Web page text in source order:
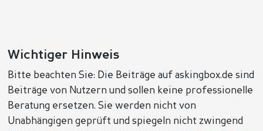
Wichtiger Hinweis
Bitte beachten Sie: Die Beiträge auf askingbox.de sind
Beiträge von Nutzern und sollen keine professionelle
Beratung ersetzen. Sie werden nicht von
Unabhängigen geprüft und spiegeln nicht zwingend